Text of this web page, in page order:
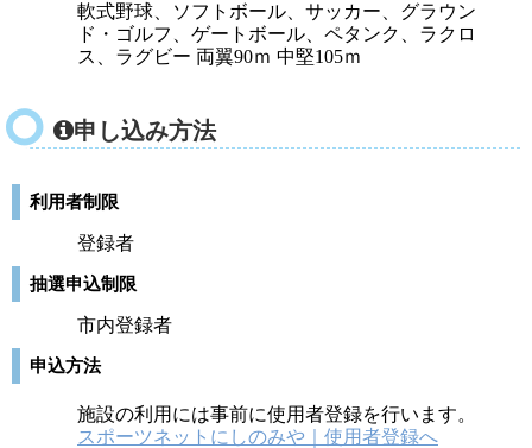
軟式野球、ソフトボール、サッカー、グラウン
ド・ゴルフ、ゲートボール、ペタンク、ラクロ
ス、ラグビー 両翼90ｍ 中堅105ｍ
申し込み方法
利用者制限
登録者
抽選申込制限
市内登録者
申込方法
施設の利用には事前に使用者登録を行います。
スポーツネットにしのみや｜使用者登録へ